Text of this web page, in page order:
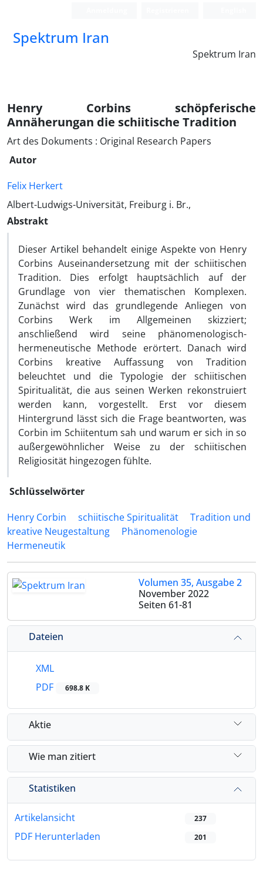
Spektrum Iran
Spektrum Iran
Henry Corbins schöpferische
Annäherungan die schiitische Tradition
Art des Dokuments : Original Research Papers
Autor
Felix Herkert
Albert-Ludwigs-Universität, Freiburg i. Br.,
Abstrakt
Dieser Artikel behandelt einige Aspekte von Henry
Corbins Auseinandersetzung mit der schiitischen
Tradition. Dies erfolgt hauptsächlich auf der
Grundlage von vier thematischen Komplexen.
Zunächst wird das grundlegende Anliegen von
Corbins Werk im Allgemeinen skizziert;
anschließend wird seine phänomenologisch-
hermeneutische Methode erörtert. Danach wird
Corbins kreative Auffassung von Tradition
beleuchtet und die Typologie der schiitischen
Spiritualität, die aus seinen Werken rekonstruiert
werden kann, vorgestellt. Erst vor diesem
Hintergrund lässt sich die Frage beantworten, was
Corbin im Schiitentum sah und warum er sich in so
außergewöhnlicher Weise zu der schiitischen
Religiosität hingezogen fühlte.
Schlüsselwörter
Henry Corbin
schiitische Spiritualität
Tradition und
kreative Neugestaltung
Phänomenologie
Hermeneutik
Volumen 35, Ausgabe 2
November 2022
Seiten 61-81
Dateien
XML
PDF
698.8 K
Aktie
Wie man zitiert
Statistiken
Artikelansicht 237
PDF Herunterladen 201